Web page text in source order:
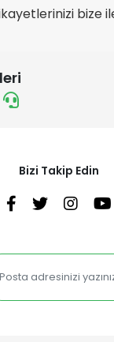
bize
Bizi Takip Edin